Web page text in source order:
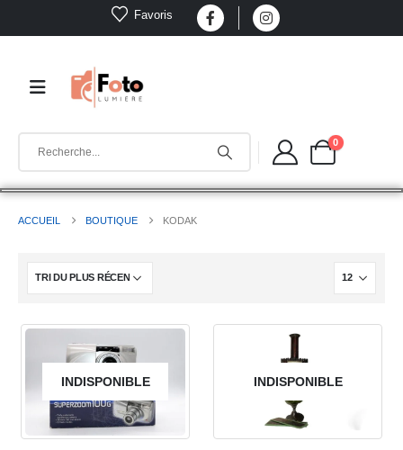
Favoris
0
ACCUEIL BOUTIQUE KODAK
INDISPONIBLE INDISPONIBLE